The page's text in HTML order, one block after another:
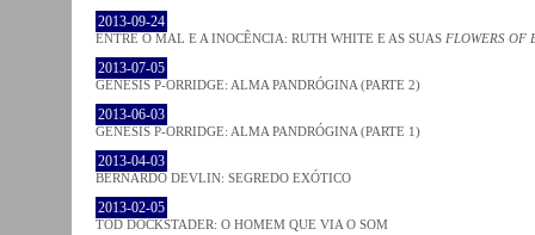
2013-09-24
ENTRE O MAL E A INOCÊNCIA: RUTH WHITE E AS SUAS FLOWERS OF
2013-07-05
GENESIS P-ORRIDGE: ALMA PANDRÓGINA (PARTE 2)
2013-06-03
GENESIS P-ORRIDGE: ALMA PANDRÓGINA (PARTE 1)
2013-04-03
BERNARDO DEVLIN: SEGREDO EXÓTICO
2013-02-05
TOD DOCKSTADER: O HOMEM QUE VIA O SOM